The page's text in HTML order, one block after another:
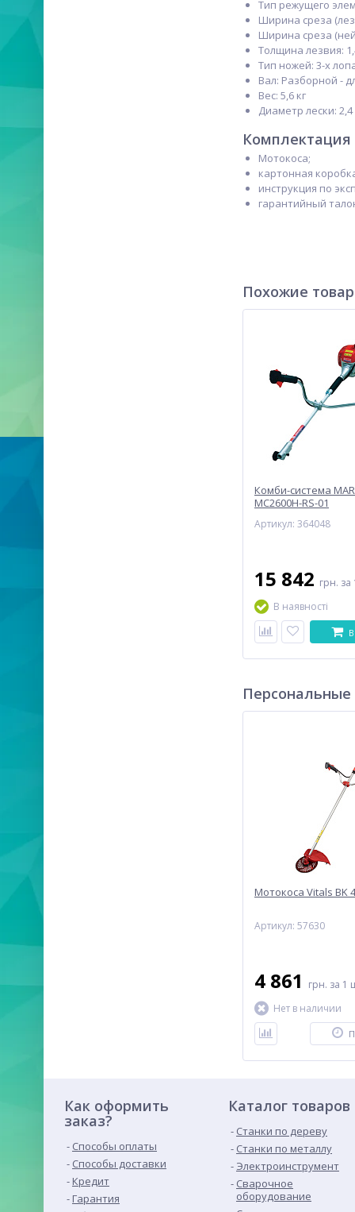
Тип режущего
Ширина среза
Ширина среза
Толщина лезвия:
Тип ножей: 3-х
Вал: Разборной -
Вес: 5,6 кг
Диаметр лески:
Комплектация
Мотокоса;
картонная
инструкция по
гарантийный
Похожие
Комби-система
MC2600H-RS-01
Артикул: 364048
15 842 грн. за
В наявності
Мотокоса Vitals BK
Артикул: 57630
4 861 грн. за 1
Нет в наличии
Как оформить
заказ?
Способы оплаты
Способы доставки
Кредит
Гарантия
Каталог товаров
Станки по дереву
Станки по металлу
Электроинструмент
Сварочное
оборудование